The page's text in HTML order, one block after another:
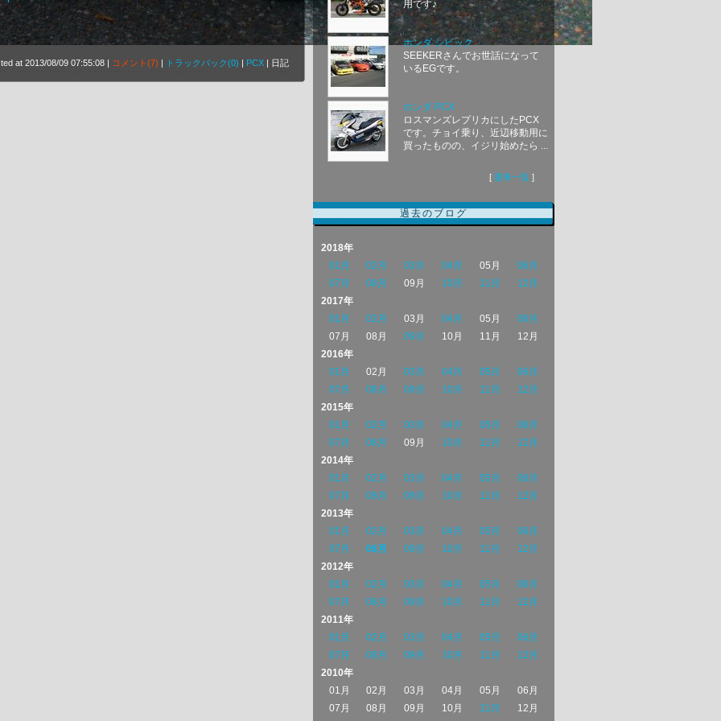
at 2013/08/09 07:55:08 | コメント(7) トラックバック(0) PCX | 日記
用です♪
ホンダ シビック
SEEKERさんでお世話になって
いるEGです。
ホンダ PCX
ロスマンズレプリカにしたPCX
です。チョイ乗り、近辺移動用に
買ったものの、イジリ始めたら ...
[ 愛車一覧 ]
過去のブログ
2018年
01月
02月 03月 04月 05月
06月
07月
08月 09月 10月 11月
12月
2017年
01月
02月 03月 04月 05月
06月
07月
08月 09月 10月 11月
12月
2016年
01月
02月 03月 04月 05月
06月
07月
08月 09月 10月 11月
12月
2015年
01月
02月 03月 04月 05月
06月
07月
08月 09月 10月 11月
12月
2014年
01月
02月 03月 04月 05月
06月
07月
08月 09月 10月 11月
12月
2013年
01月
02月 03月 04月 05月
06月
07月
08月 09月 10月 11月
12月
2012年
01月
02月 03月 04月 05月
06月
07月
08月 09月 10月 11月
12月
2011年
01月
02月 03月 04月 05月
06月
07月
08月 09月 10月 11月
12月
2010年
01月
02月 03月 04月 05月
06月
07月
08月 09月 10月 11月 12月